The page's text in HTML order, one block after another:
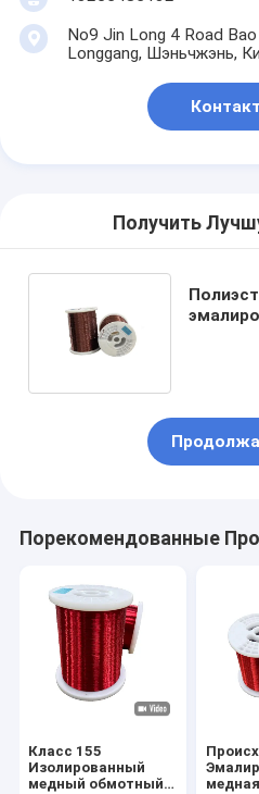
No9 Jin Long 4 Road
Longgang, Шэньчжэнь,
Контакт
Получить
Порекомендованные
Класс 155
Изолированный
медный обмотный